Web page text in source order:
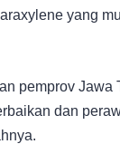
yang
pemprov Jawa
dan